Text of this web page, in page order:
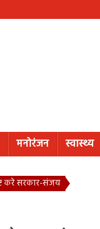
मनोरंजन स्वास्थ्य
करे सरकार-संजय